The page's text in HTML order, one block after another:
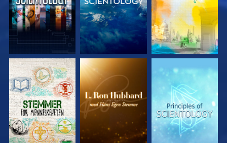
UTFORSK SERIEN UTFORSK SERIEN UTFORSK SERIEN